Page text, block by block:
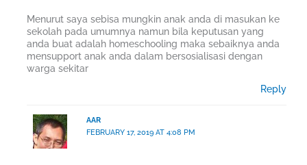
Menurut saya sebisa mungkin anak anda di masukan ke
sekolah pada umumnya namun bila keputusan yang
anda buat adalah homeschooling maka sebaiknya anda
mensupport anak anda dalam bersosialisasi dengan
warga sekitar
Reply
AAR
FEBRUARY 17, 2019 AT 4:08 PM